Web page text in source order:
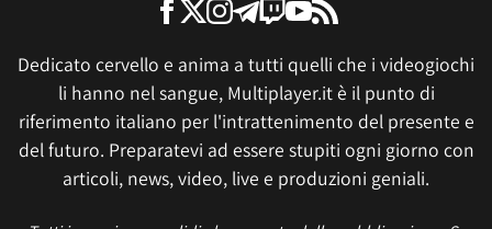
Dedicato cervello e anima a tutti quelli che i videogiochi
li hanno nel sangue, Multiplayer.it è il punto di
riferimento italiano per l'intrattenimento del presente e
del futuro. Preparatevi ad essere stupiti ogni giorno con
articoli, news, video, live e produzioni geniali.